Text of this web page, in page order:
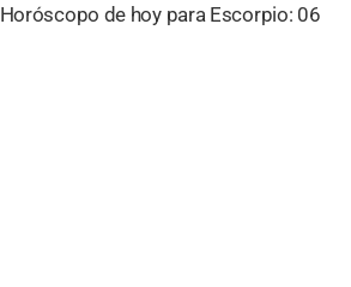
Horóscopo de hoy para Escorpio: 06